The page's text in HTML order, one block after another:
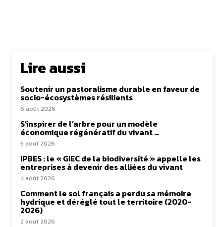
Lire aussi
Soutenir un pastoralisme durable en faveur de
socio-écosystèmes résilients
6 août 2026
S’inspirer de l’arbre pour un modèle
économique régénératif du vivant …
5 août 2026
IPBES : le « GIEC de la biodiversité » appelle les
entreprises à devenir des alliées du vivant
4 août 2026
Comment le sol français a perdu sa mémoire
hydrique et déréglé tout le territoire (2020-
2026)
2 août 2026